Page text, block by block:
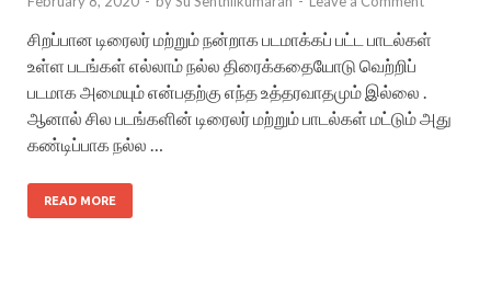
சிறப்பான டிரைலர் மற்றும் நன்றாக படமாக்கப் பட்ட பாடல்கள்
உள்ள படங்கள் எல்லாம் நல்ல திரைக்கதையோடு வெற்றிப்
படமாக அமையும் என்பதற்கு எந்த உத்தரவாதமும் இல்லை .
ஆனால் சில படங்களின் டிரைலர் மற்றும் பாடல்கள் மட்டும் அது
கண்டிப்பாக நல்ல …
READ MORE